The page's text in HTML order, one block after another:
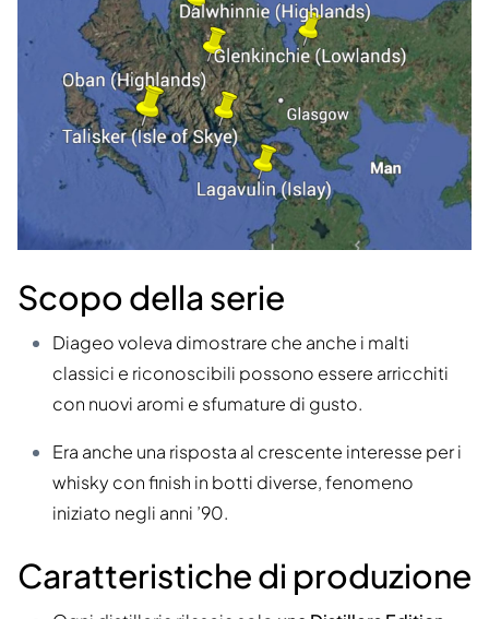
Scopo della serie
Diageo voleva dimostrare che anche i malti
classici e riconoscibili possono essere arricchiti
con nuovi aromi e sfumature di gusto.
Era anche una risposta al crescente interesse per i
whisky con finish in botti diverse, fenomeno
iniziato negli anni ’90.
Caratteristiche di produzione